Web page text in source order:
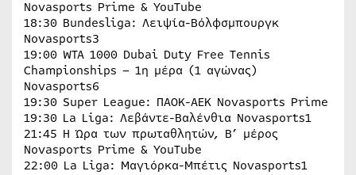
Novasports Prime & YouTube
18:30 Bundesliga: Λειψία-Βόλφσμπουργκ
Novasports3
19:00 WTA 1000 Dubai Duty Free Tennis
Championships – 1η μέρα (1 αγώνας)
Novasports6
19:30 Super League: ΠΑΟΚ-ΑΕΚ Novasports Prime
19:30 La Liga: Λεβάντε-Βαλένθια Novasports1
21:45 H Ώρα των πρωταθλητών, B’ μέρος
Novasports Prime & YouTube
22:00 La Liga: Μαγιόρκα-Μπέτις Novasports1